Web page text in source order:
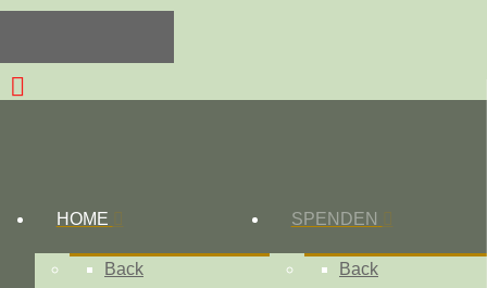
HOME
Back
SPENDEN
Back